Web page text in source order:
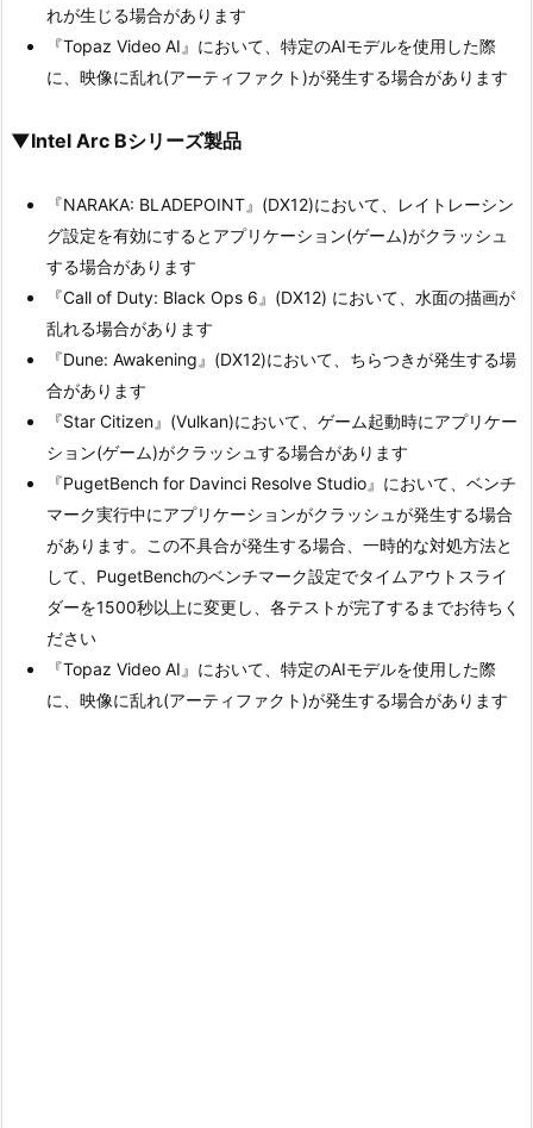
れが生じる場合があります
『Topaz Video AI』において、特定のAIモデルを使用した際
に、映像に乱れ(アーティファクト)が発生する場合があります
▼Intel Arc Bシリーズ製品
『NARAKA: BLADEPOINT』(DX12)において、レイトレーシン
グ設定を有効にするとアプリケーション(ゲーム)がクラッシュ
する場合があります
『Call of Duty: Black Ops 6』(DX12) において、水面の描画が
乱れる場合があります
『Dune: Awakening』(DX12)において、ちらつきが発生する場
合があります
『Star Citizen』(Vulkan)において、ゲーム起動時にアプリケー
ション(ゲーム)がクラッシュする場合があります
『PugetBench for Davinci Resolve Studio』において、ベンチ
マーク実行中にアプリケーションがクラッシュが発生する場合
があります。この不具合が発生する場合、一時的な対処方法と
して、PugetBenchのベンチマーク設定でタイムアウトスライ
ダーを1500秒以上に変更し、各テストが完了するまでお待ちく
ださい
『Topaz Video AI』において、特定のAIモデルを使用した際
に、映像に乱れ(アーティファクト)が発生する場合があります